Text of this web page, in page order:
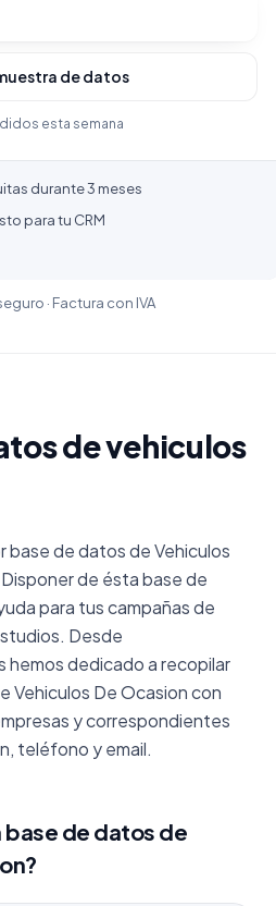
de datos
esta semana
durante 3 meses
para tu CRM
· Factura con IVA
de vehiculos
base de datos de Vehiculos
de ésta base de
para tus campañas de
Desde
dedicado a recopilar
Vehiculos De Ocasion con
y correspondientes
teléfono y email.
base de datos de